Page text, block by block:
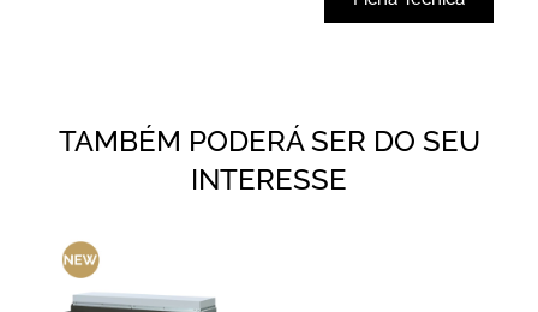
TAMBÉM PODERÁ SER DO SEU
INTERESSE